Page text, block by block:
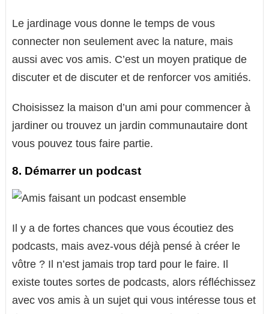
Le jardinage vous donne le temps de vous
connecter non seulement avec la nature, mais
aussi avec vos amis. C’est un moyen pratique de
discuter et de discuter et de renforcer vos amitiés.
Choisissez la maison d’un ami pour commencer à
jardiner ou trouvez un jardin communautaire dont
vous pouvez tous faire partie.
8. Démarrer un podcast
Il y a de fortes chances que vous écoutiez des
podcasts, mais avez-vous déjà pensé à créer le
vôtre ? Il n’est jamais trop tard pour le faire. Il
existe toutes sortes de podcasts, alors réfléchissez
avec vos amis à un sujet qui vous intéresse tous et